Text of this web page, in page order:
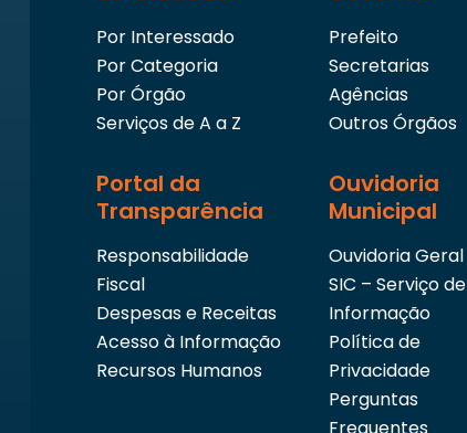
Por Interessado
Por Categoria
Por Órgão
Serviços de A a Z
Prefeito
Secretarias
Agências
Outros Órgãos
Portal da
Transparência
Responsabilidade
Fiscal
Despesas e Receitas
Acesso à Informação
Recursos Humanos
Ouvidoria
Municipal
Ouvidoria Geral
SIC – Serviço de
Informação
Política de
Privacidade
Perguntas